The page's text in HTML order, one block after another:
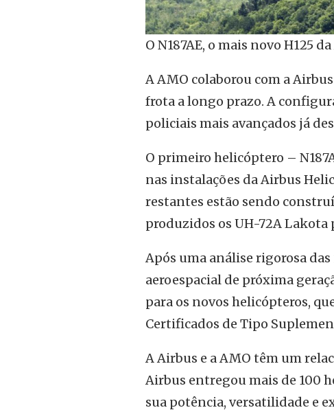
O N187AE, o mais novo H125
A AMO colaborou com a
frota a longo prazo. A
policiais mais avançados já
O primeiro helicóptero –
nas instalações da Airbus
restantes estão sendo
produzidos os UH-72A Lakota
Após uma análise rigorosa
aeroespacial de próxima
para os novos helicópteros,
Certificados de Tipo
A Airbus e a AMO têm um
Airbus entregou mais de 100
sua potência, versatilidade e